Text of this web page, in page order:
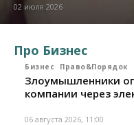
02 июля 2026
Про Бизнес
Бизнес Право&Порядок
Злоумышленники
компании через
06 августа 2026, 11:00